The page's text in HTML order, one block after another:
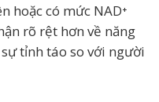
hoặc có mức NAD⁺
rõ rệt hơn về năng
tỉnh táo so với người